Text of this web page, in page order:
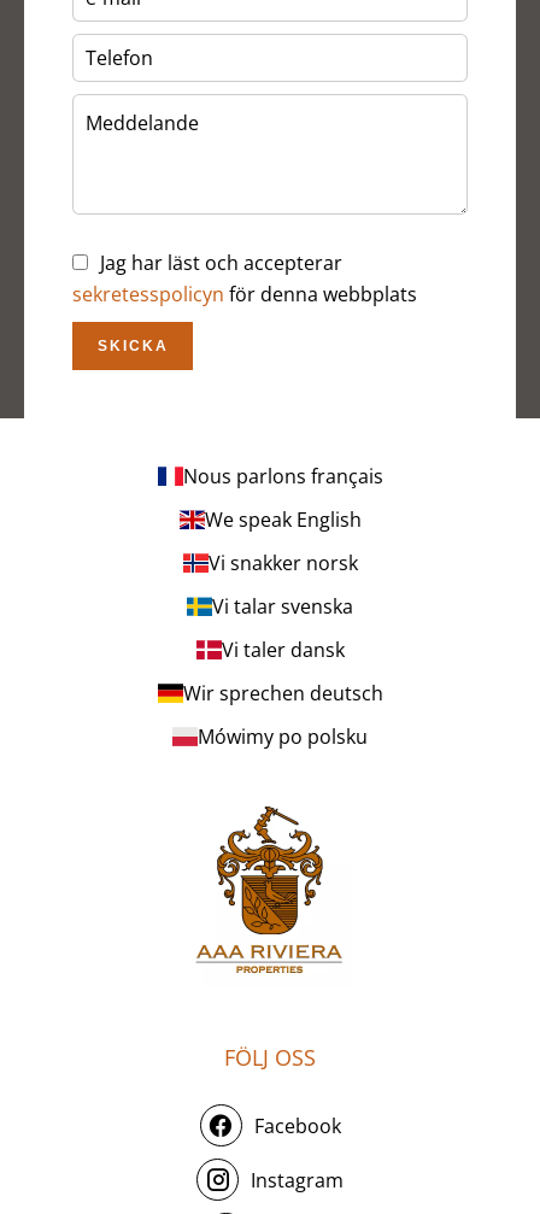
Jag har läst och accepterar
sekretesspolicyn för denna webbplats
SKICKA
Nous parlons français
We speak English
Vi snakker norsk
Vi talar svenska
Vi taler dansk
Wir sprechen deutsch
Mówimy po polsku
FÖLJ OSS
Facebook
Instagram